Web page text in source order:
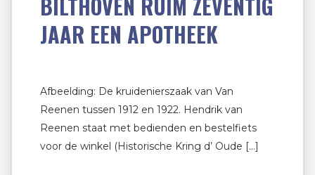
JAAR EEN APOTHEEK
Afbeelding: De kruidenierszaak van Van
Reenen tussen 1912 en 1922. Hendrik van
Reenen staat met bedienden en bestelfiets
voor de winkel (Historische Kring d’ Oude […]